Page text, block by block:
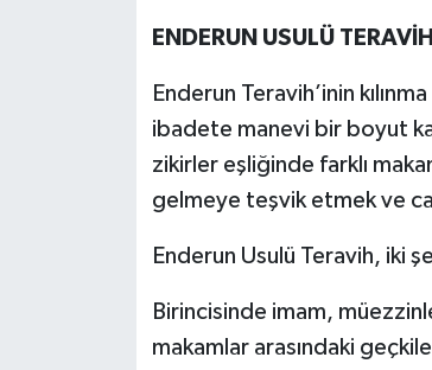
ENDERUN USULÜ
Enderun Teravih’inin
ibadete manevi bir boyut
zikirler eşliğinde farklı
gelmeye teşvik etmek ve
Enderun Usulü Teravih, iki
Birincisinde imam,
makamlar arasındaki